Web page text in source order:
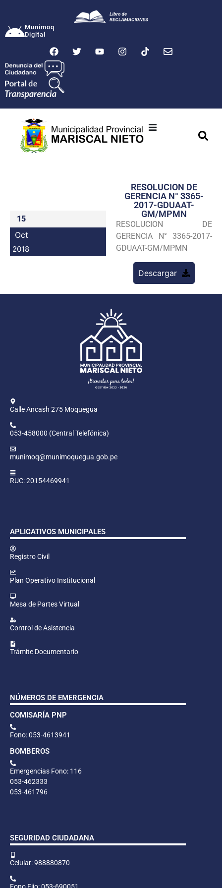
Munimoq
Digital
Transparencia
Seguridad
Programas
15
Oct
2018
RESOLUCION DE
GERENCIA N° 3365-
2017-GDUAAT-
GM/MPMN
RESOLUCION DE
GERENCIA N° 3365-2017-
GDUAAT-GM/MPMN
Descargar
Calle Ancash 275 Moquegua
053-458000 (Central Telefónica)
munimoq@munimoquegua.gob.pe
RUC: 20154469941
APLICATIVOS MUNICIPALES
Registro Civil
Plan Operativo Institucional
Mesa de Partes Virtual
Control de Asistencia
Trámite Documentario
NÚMEROS DE EMERGENCIA
COMISARÍA PNP
Fono: 053-4613941
BOMBEROS
Emergencias Fono: 116
053-462333
053-461796
SEGURIDAD CIUDADANA
Celular: 988880870
Fono Fijo: 053-690051